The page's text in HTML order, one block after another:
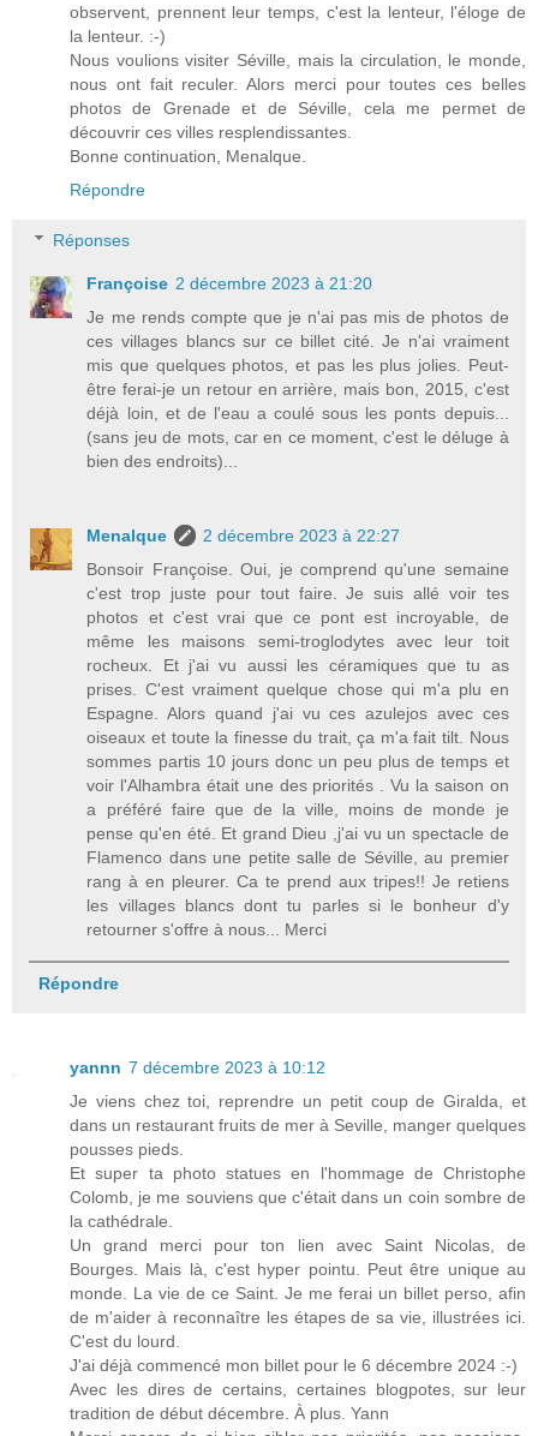
observent, prennent leur temps, c'est la lenteur, l'éloge de
la lenteur. :-)
Nous voulions visiter Séville, mais la circulation, le monde,
nous ont fait reculer. Alors merci pour toutes ces belles
photos de Grenade et de Séville, cela me permet de
découvrir ces villes resplendissantes.
Bonne continuation, Menalque.
Répondre
Réponses
Françoise 2 décembre 2023 à 21:20
Je me rends compte que je n'ai pas mis de photos de
ces villages blancs sur ce billet cité. Je n'ai vraiment
mis que quelques photos, et pas les plus jolies. Peut-
être ferai-je un retour en arrière, mais bon, 2015, c'est
déjà loin, et de l'eau a coulé sous les ponts depuis...
(sans jeu de mots, car en ce moment, c'est le déluge à
bien des endroits)...
Menalque
2 décembre 2023 à 22:27
Bonsoir Françoise. Oui, je comprend qu'une semaine
c'est trop juste pour tout faire. Je suis allé voir tes
photos et c'est vrai que ce pont est incroyable, de
même les maisons semi-troglodytes avec leur toit
rocheux. Et j'ai vu aussi les céramiques que tu as
prises. C'est vraiment quelque chose qui m'a plu en
Espagne. Alors quand j'ai vu ces azulejos avec ces
oiseaux et toute la finesse du trait, ça m'a fait tilt. Nous
sommes partis 10 jours donc un peu plus de temps et
voir l'Alhambra était une des priorités . Vu la saison on
a préféré faire que de la ville, moins de monde je
pense qu'en été. Et grand Dieu ,j'ai vu un spectacle de
Flamenco dans une petite salle de Séville, au premier
rang à en pleurer. Ca te prend aux tripes!! Je retiens
les villages blancs dont tu parles si le bonheur d'y
retourner s'offre à nous... Merci
Répondre
yannn 7 décembre 2023 à 10:12
Je viens chez toi, reprendre un petit coup de Giralda, et
dans un restaurant fruits de mer à Seville, manger quelques
pousses pieds.
Et super ta photo statues en l'hommage de Christophe
Colomb, je me souviens que c'était dans un coin sombre de
la cathédrale.
Un grand merci pour ton lien avec Saint Nicolas, de
Bourges. Mais là, c'est hyper pointu. Peut être unique au
monde. La vie de ce Saint. Je me ferai un billet perso, afin
de m'aider à reconnaître les étapes de sa vie, illustrées ici.
C'est du lourd.
J'ai déjà commencé mon billet pour le 6 décembre 2024 :-)
Avec les dires de certains, certaines blogpotes, sur leur
tradition de début décembre. À plus. Yann